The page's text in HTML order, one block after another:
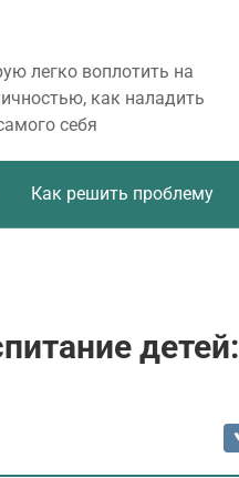
легко воплотить на
как наладить
себя
Как решить проблему
детей: